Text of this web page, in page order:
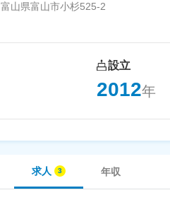
富山県富山市小杉525-2
設立
2012年
求人 年収